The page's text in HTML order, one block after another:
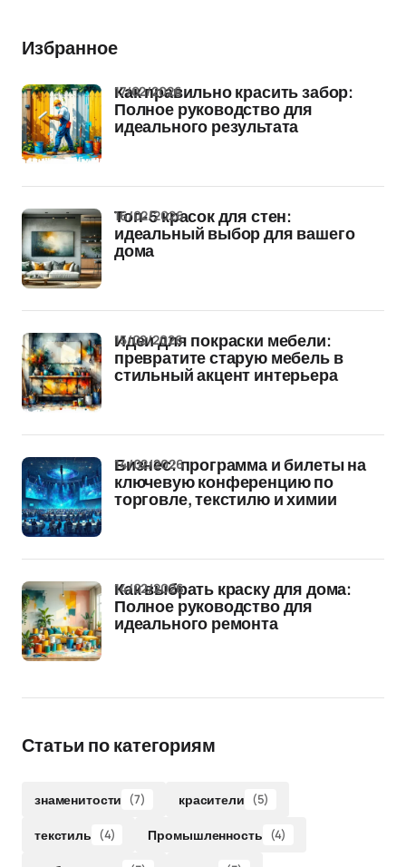
Избранное
Как правильно красить забор:
Полное руководство для
идеального результата
17/02/2026
Топ-5 красок для стен:
идеальный выбор для вашего
дома
16/02/2026
Идеи для покраски мебели:
превратите старую мебель в
стильный акцент интерьера
15/02/2026
Бизнес: программа и билеты на
ключевую конференцию по
торговле, текстилю и химии
14/02/2026
Как выбрать краску для дома:
Полное руководство для
идеального ремонта
14/02/2026
Статьи по категориям
знаменитости (7) красители (5)
текстиль (4) Промышленность (4)